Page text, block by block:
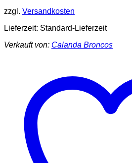
zzgl. Versandkosten
Lieferzeit: Standard-Lieferzeit
Verkauft von: Calanda Broncos